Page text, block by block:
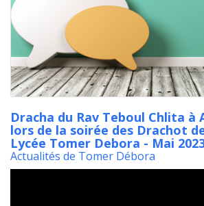
Dracha du Rav Teboul Chlita à
lors de la soirée des Drachot
Lycée Tomer Debora - Mai
Actualités de Tomer Débora